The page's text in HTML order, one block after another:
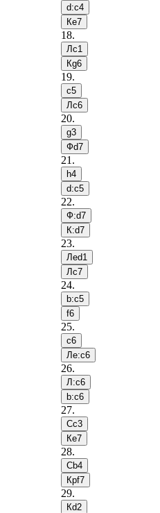
d:c4
Кe7
18.
Лc1
Кg6
19.
c5
Лc6
20.
g3
Фd7
21 .
h4
d:c5
22.
Ф:d7
К:d7
23.
Лed1
Лc7
24.
b:c5
f6
25.
c6
Лe:c6
26.
Л:c6
b:c6
27.
Сc3
Кe7
28.
Сb4
Крf7
29.
Кd2